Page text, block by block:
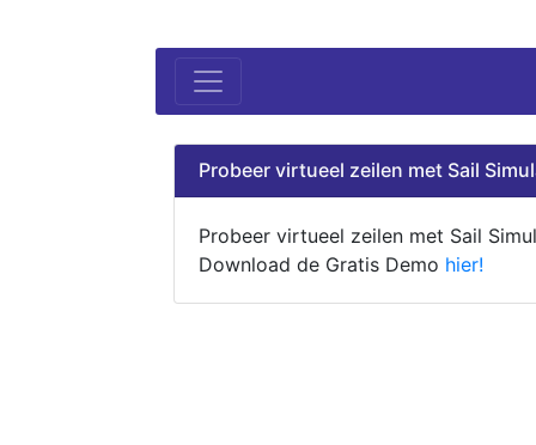
Probeer virtueel zeilen met Sail
Probeer virtueel zeilen met Sail
Download de Gratis Demo hier!